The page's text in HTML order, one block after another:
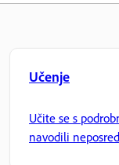
Učenje
Učite se s
navodili